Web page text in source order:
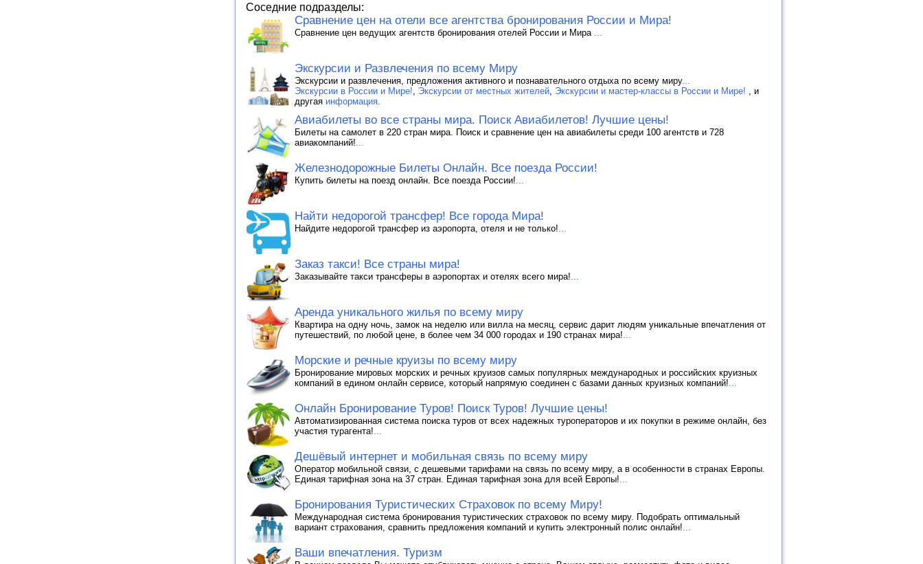
Соседние подразделы:
Сравнение цен на отели все агентства бронирования России и Мира!
Сравнение цен ведущих агентств бронирования отелей России и Мира
Экскурсии и Развлечения по всему Миру
Экскурсии и развлечения, предложения активного и познавательного отдыха по всему миру...
Экскурсии в России и Мире!
Экскурсии от местных жителей Экскурсии и мастер-классы в России и Мире!
, и
другая информация
Авиабилеты во все страны мира. Поиск Авиабилетов! Лучшие цены!
Билеты на самолет в 220 стран мира. Поиск и сравнение цен на авиабилеты среди 100 агентств и 728
авиакомпаний!
Железнодорожные Билеты Онлайн. Все поезда России!
Купить билеты на поезд онлайн. Все поезда России!
Найти недорогой трансфер! Все города Мира!
Найдите недорогой трансфер из аэропорта, отеля и не только!
Заказ такси! Все страны мира!
Заказывайте такси трансферы в аэропортах и отелях всего мира!
Аренда уникального жилья по всему миру
Квартира на одну ночь, замок на неделю или вилла на месяц, сервис дарит людям уникальные впечатления от
путешествий, по любой цене, в более чем 34 000 городах и 190 странах мира!
Морские и речные круизы по всему миру
Бронирование мировых морских и речных круизов самых популярных международных и российских круизных
компаний в едином онлайн сервисе, который напрямую соединен с базами данных круизных компаний!
Онлайн Бронирование Туров! Поиск Туров! Лучшие цены!
Автоматизированная система поиска туров от всех надежных туроператоров и их покупки в режиме онлайн, без
участия турагента!
Дешёвый интернет и мобильная связь по всему миру
Оператор мобильной связи, с дешевыми тарифами на связь по всему миру, а в особенности в странах Европы.
Единая тарифная зона на 37 стран. Единая тарифная зона для всей Европы!
Бронирования Туристических Страховок по всему Миру!
Международная система бронирования туристических страховок по всему миру. Подобрать оптимальный
вариант страхования, сравнить предложения компаний и купить электронный полис онлайн!
Ваши впечатления. Туризм